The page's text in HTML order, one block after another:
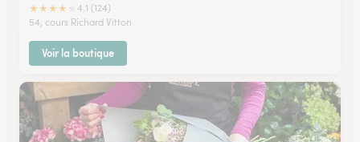
★★★★
4.1 (124)
54, cours Richard Vitton
Voir la boutique